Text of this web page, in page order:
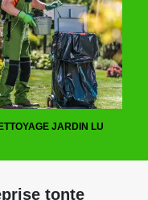
JARDIN LU
tonte